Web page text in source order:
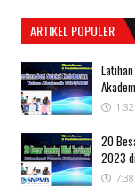
ARTIKEL POPULER
20
2023